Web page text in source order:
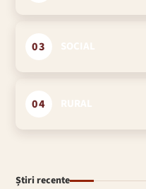
03
04
Știri recente